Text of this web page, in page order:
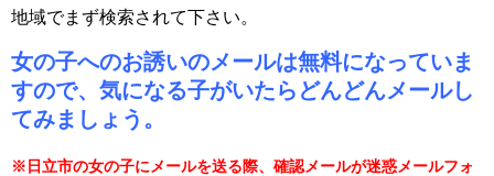
地域でまず検索されて下さい。
女の子へのお誘いのメールは無料になっていま
すので、気になる子がいたらどんどんメールし
てみましょう。
※日立市の女の子にメールを送る際、確認メールが迷惑メールフォ